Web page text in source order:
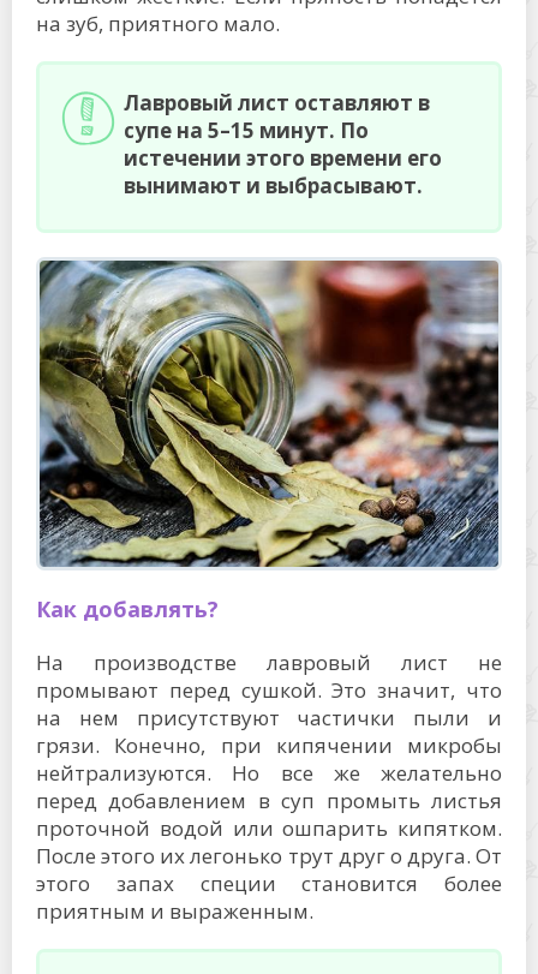
на зуб, приятного мало.
Лавровый лист оставляют в
супе на 5–15 минут. По
истечении этого времени его
вынимают и выбрасывают.
Как добавлять?
На производстве лавровый лист не
промывают перед сушкой. Это значит, что
на нем присутствуют частички пыли и
грязи. Конечно, при кипячении микробы
нейтрализуются. Но все же желательно
перед добавлением в суп промыть листья
проточной водой или ошпарить кипятком.
После этого их легонько трут друг о друга. От
этого запах специи становится более
приятным и выраженным.